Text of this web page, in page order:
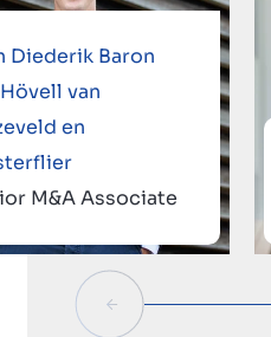
Diederik Baron
van
en
M&A Associate